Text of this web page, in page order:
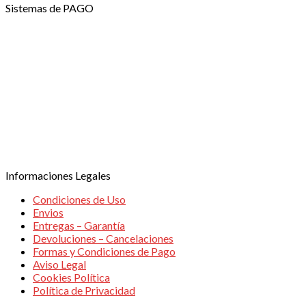
Sistemas de PAGO
Informaciones Legales
Condiciones de Uso
Envios
Entregas – Garantía
Devoluciones – Cancelaciones
Formas y Condiciones de Pago
Aviso Legal
Cookies Política
Política de Privacidad